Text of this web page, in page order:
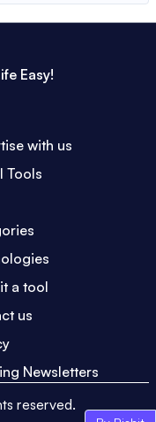
Easy!
with us
Tools
a tool
us
Newsletters
reserved.